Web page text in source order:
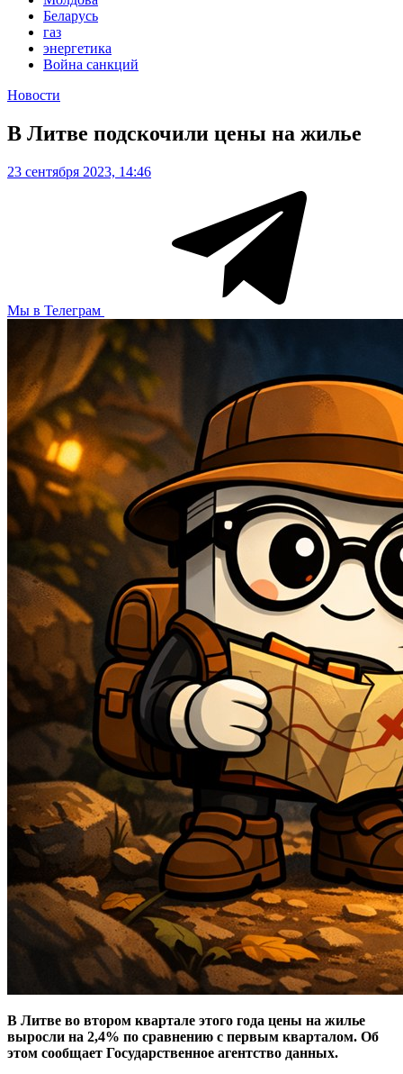
Беларусь
газ
энергетика
Война санкций
Новости
В Литве подскочили цены на жилье
23 сентября 2023, 14:46
Мы в Телеграм
В Литве во втором квартале этого года цены на жилье
выросли на 2,4% по сравнению с первым кварталом. Об
этом сообщает Государственное агентство данных.